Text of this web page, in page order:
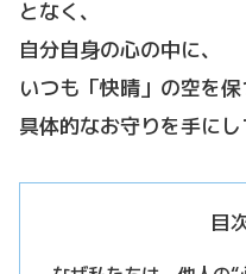
となく、
自分自身の心の中に、
いつも「快晴」の空を保
具体的なお守りを手にし
目